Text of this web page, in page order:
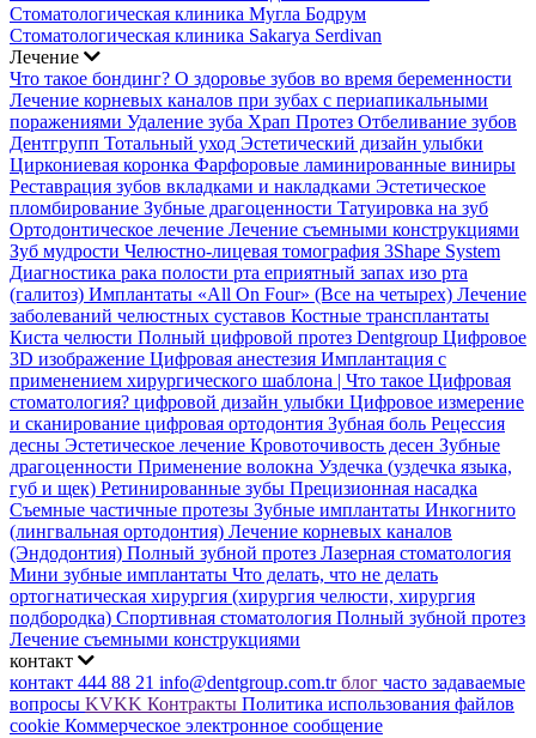
Стоматологическая клиника Мугла Бодрум
Стоматологическая клиника Sakarya Serdivan
Лечение
Что такое бондинг? О здоровье зубов во время беременности
Лечение корневых каналов при зубах с периапикальными
поражениями Удаление зуба Храп Протез Отбеливание зубов
Дентгрупп Тотальный уход Эстетический дизайн улыбки
Циркониевая коронка Фарфоровые ламинированные виниры
Реставрация зубов вкладками и накладками Эстетическое
пломбирование Зубные драгоценности Татуировка на зуб
Ортодонтическое лечение Лечение съемными конструкциями
Зуб мудрости Челюстно-лицевая томография 3Shape System
Диагностика рака полости рта еприятный запах изо рта
(галитоз) Имплантаты «All On Four» (Все на четырех) Лечение
заболеваний челюстных суставов Костные трансплантаты
Киста челюсти Полный цифровой протез Dentgroup Цифровое
3D изображение Цифровая анестезия Имплантация с
применением хирургического шаблона | Что такое Цифровая
стоматология? цифровой дизайн улыбки Цифровое измерение
и сканирование цифровая ортодонтия Зубная боль Рецессия
десны Эстетическое лечение Кровоточивость десен Зубные
драгоценности Применение волокна Уздечка (уздечка языка,
губ и щек) Ретинированные зубы Прецизионная насадка
Съемные частичные протезы Зубные имплантаты Инкогнито
(лингвальная ортодонтия) Лечение корневых каналов
(Эндодонтия) Полный зубной протез Лазерная стоматология
Мини зубные имплантаты Что делать, что не делать
ортогнатическая хирургия (хирургия челюсти, хирургия
подбородка) Спортивная стоматология Полный зубной протез
Лечение съемными конструкциями
контакт
контакт 444 88 21 info@dentgroup.com.tr блог часто задаваемые
вопросы KVKK Контракты Политика использования файлов
cookie Коммерческое электронное сообщение